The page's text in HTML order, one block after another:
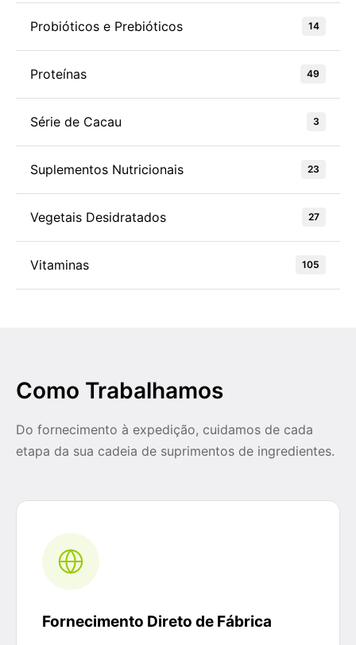
Probióticos e Prebióticos 14
Proteínas 49
Série de Cacau 3
Suplementos Nutricionais 23
Vegetais Desidratados 27
Vitaminas 105
Como Trabalhamos
Do fornecimento à expedição, cuidamos de cada
etapa da sua cadeia de suprimentos de ingredientes.
Fornecimento Direto de Fábrica